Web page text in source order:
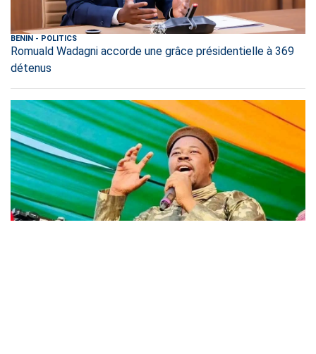
BENIN - POLITICS
Romuald Wadagni accorde une grâce présidentielle à 369
détenus